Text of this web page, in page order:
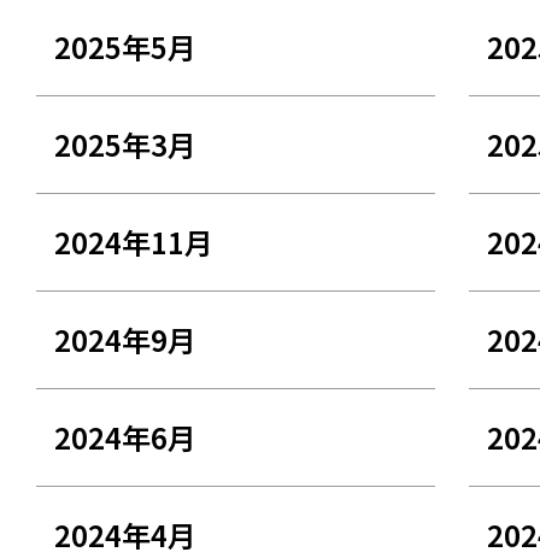
2025年5月
2025年3月
2024年11月
2024年9月
2024年6月
2024年4月